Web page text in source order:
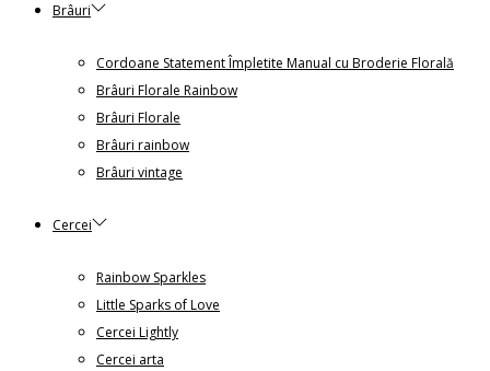
Brâuri
Cordoane Statement Împletite Manual cu Broderie Florală
Brâuri Florale Rainbow
Brâuri Florale
Brâuri rainbow
Brâuri vintage
Cercei
Rainbow Sparkles
Little Sparks of Love
Cercei Lightly
Cercei arta